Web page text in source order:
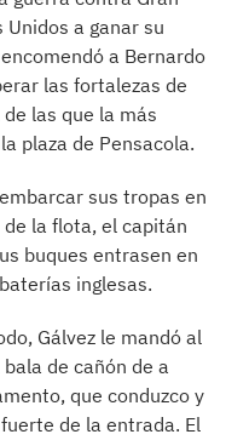
a ganar su
a Bernardo
las fortalezas de
las que la más
plaza de Pensacola.
sus tropas en
la flota, el capitán
buques entrasen en
inglesas.
Gálvez le mandó al
de cañón de a
que conduzco y
de la entrada. El